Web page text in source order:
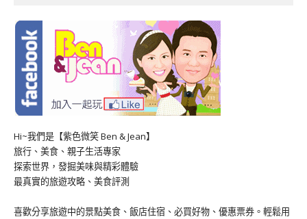
Hi~我們是【紫色微笑 Ben & Jean】
旅行、美食、親子生活專家
探索世界，發掘美味與精彩體驗
最真實的旅遊攻略、美食評測
喜歡分享旅遊中的景點美食、飯店住宿、必買好物、優惠票券。輕鬆用